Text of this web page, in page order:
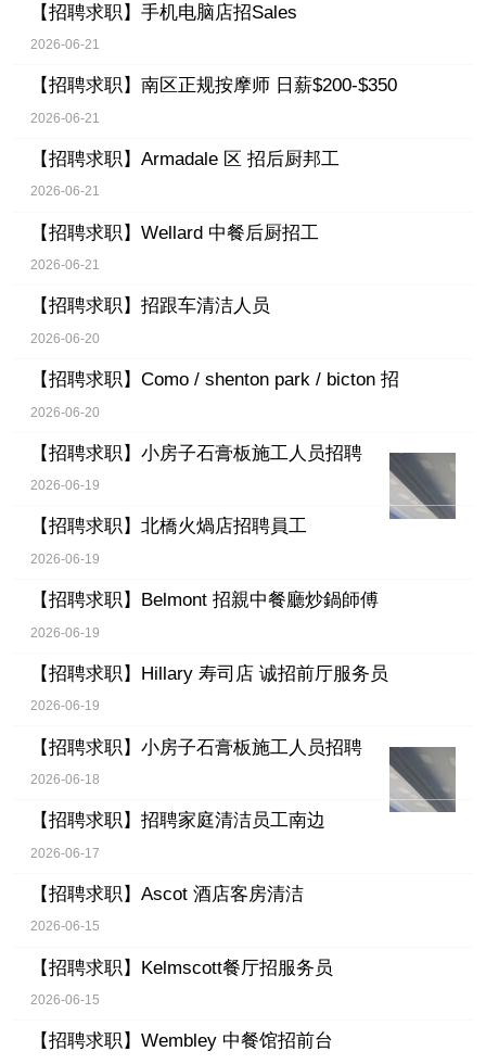
【招聘求职】 手机电脑店招Sales
2026-06-21
【招聘求职】 南区正规按摩师 日薪$200-$350
2026-06-21
【招聘求职】 Armadale 区 招后厨邦工
2026-06-21
【招聘求职】 Wellard 中餐后厨招工
2026-06-21
【招聘求职】 招跟车清洁人员
2026-06-20
【招聘求职】 Como / shenton park / bicton 招
2026-06-20
【招聘求职】 小房子石膏板施工人员招聘
2026-06-19
【招聘求职】 北橋火煱店招聘員工
2026-06-19
【招聘求职】 Belmont 招親中餐廳炒鍋師傅
2026-06-19
【招聘求职】 Hillary 寿司店 诚招前厅服务员
2026-06-19
【招聘求职】 小房子石膏板施工人员招聘
2026-06-18
【招聘求职】 招聘家庭清洁员工南边
2026-06-17
【招聘求职】 Ascot 酒店客房清洁
2026-06-15
【招聘求职】 Kelmscott餐厅招服务员
2026-06-15
【招聘求职】 Wembley 中餐馆招前台